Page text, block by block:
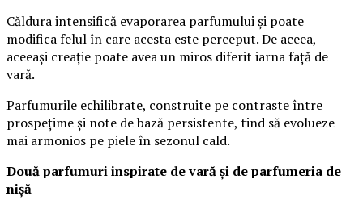
Căldura intensifică evaporarea parfumului și poate
modifica felul în care acesta este perceput. De aceea,
aceeași creație poate avea un miros diferit iarna față de
vară.
Parfumurile echilibrate, construite pe contraste între
prospețime și note de bază persistente, tind să evolueze
mai armonios pe piele în sezonul cald.
Două parfumuri inspirate de vară și de parfumeria de
nișă